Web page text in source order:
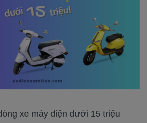
xe máy điện dưới 15 triệu